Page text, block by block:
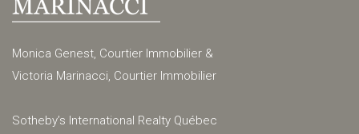
Monica Genest, Courtier Immobilier &
Victoria Marinacci, Courtier Immobilier
Sotheby’s International Realty Québec